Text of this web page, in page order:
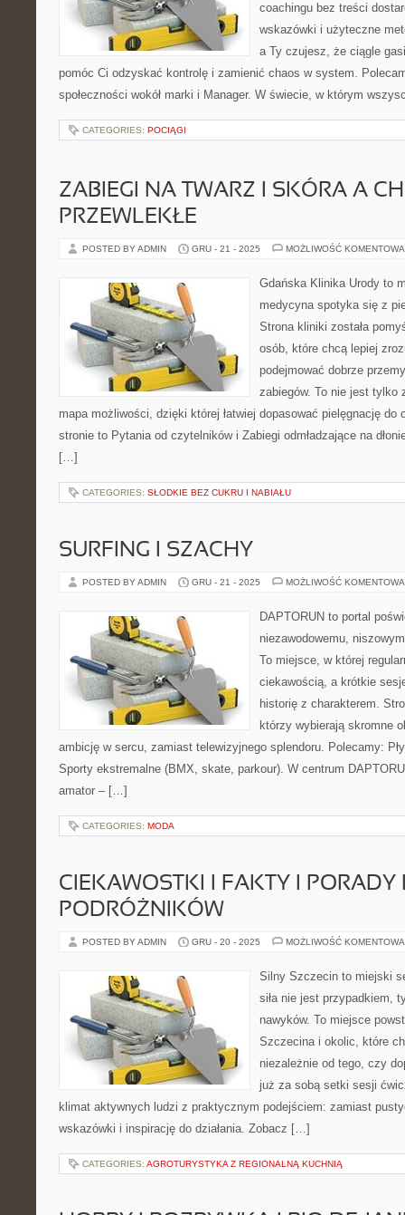
coachingu bez treści
wskazówki i użyteczne
a Ty czujesz, że ciągle
pomóc Ci odzyskać kontrolę i zamienić chaos w system.
społeczności wokół marki i Manager. W świecie, w którym
CATEGORIES: POCIĄGI
ZABIEGI NA TWARZ I SKÓRA A
PRZEWLEKŁE
POSTED BY ADMIN GRU - 21 - 2025 MOŻLIWOŚĆ
Gdańska Klinika Urody to
medycyna spotyka się z
Strona kliniki została
osób, które chcą lepiej
podejmować dobrze
zabiegów. To nie jest tylko
mapa możliwości, dzięki której łatwiej dopasować pielęgnację do
stronie to Pytania od czytelników i Zabiegi odmładzające na
[…]
CATEGORIES: SŁODKIE BEZ CUKRU I NABIAŁU
SURFING I SZACHY
POSTED BY ADMIN GRU - 21 - 2025 MOŻLIWOŚĆ
DAPTORUN to portal
niezawodowemu,
To miejsce, w której
ciekawością, a krótkie
historię z charakterem.
którzy wybierają skromne
ambicję w sercu, zamiast telewizyjnego splendoru. Polecamy:
Sporty ekstremalne (BMX, skate, parkour). W centrum
amator – […]
CATEGORIES: MODA
CIEKAWOSTKI I FAKTY I PORADY
PODRÓŻNIKÓW
POSTED BY ADMIN GRU - 20 - 2025 MOŻLIWOŚĆ
Silny Szczecin to miejski
siła nie jest przypadkiem,
nawyków. To miejsce
Szczecina i okolic, które
niezależnie od tego, czy
już za sobą setki sesji
klimat aktywnych ludzi z praktycznym podejściem: zamiast
wskazówki i inspirację do działania. Zobacz […]
CATEGORIES: AGROTURYSTYKA Z REGIONALNĄ KUCHNIĄ